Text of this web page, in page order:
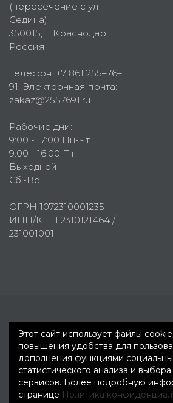
(пересечение с ул.
Седина)
350015, г. Краснодар,
Россия
Телефон: +7 861 255–76–
91, Электронная почта:
zakaz@2557691.ru
Рабочие дни:
9:00 - 17:00 Пн-Чт
9:00 - 16:00 Пт
Выходной:
Сб.-Вс.
ОГРН 1072310001235
ИНН/КПП 2310121464 /
231001001
Этот сайт использует файлы
повышения удобства для
дополнения функциями
статистического анализа и
сервисов. Более подробную
странице Политика